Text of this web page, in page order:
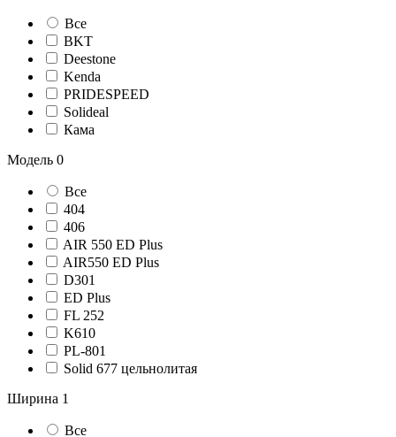
Все
BKT
Deestone
Kenda
PRIDESPEED
Solideal
Кама
Модель 0
Все
404
406
AIR 550 ED Plus
AIR550 ED Plus
D301
ED Plus
FL 252
K610
PL-801
Solid 677 цельнолитая
Ширина 1
Все